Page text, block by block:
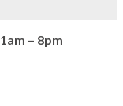
– 8pm